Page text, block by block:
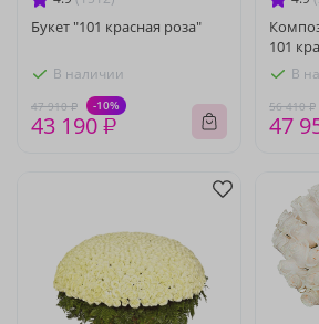
Букет "101 красная роза"
В наличии
47 910 ₽ -10%
43 190 ₽
101
В
56 410 ₽
47